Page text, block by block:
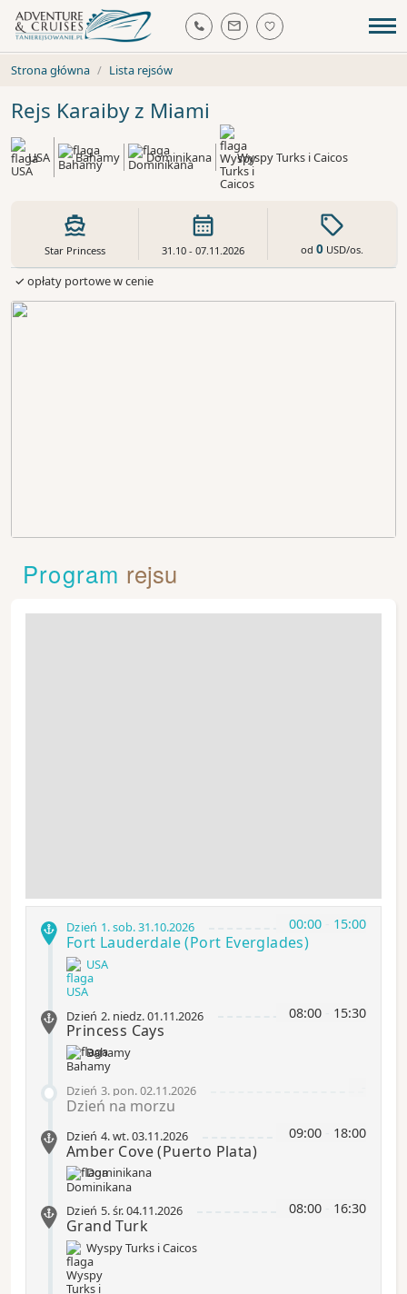
Strona główna Lista rejsów
Rejs Karaiby z Miami
USA Bahamy Dominikana Wyspy Turks i Caicos
Star Princess 31.10 - 07.11.2026 od 0USD/os.
✓ opłaty portowe w cenie
Program rejsu
00:00 15:00
Dzień 1.sob.31.10.2026
Fort Lauderdale(Port Everglades)
USA
08:00 15:30
Dzień 2. niedz.01.11.2026
Princess Cays
Bahamy
Dzień 3. pon.02.11.2026
Dzień na morzu
09:00 18:00
Dzień 4.wt.03.11.2026
Amber Cove(Puerto Plata)
Dominikana
08:00 16:30
Dzień 5.śr.04.11.2026
Grand Turk
Wyspy Turks i Caicos